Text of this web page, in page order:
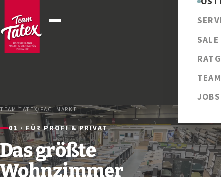
TEAM
JOBS
TEAM TATEX/FACHMARKT
01 · FÜR PROFI & PRIVAT
Das größte
Wohnzimmer